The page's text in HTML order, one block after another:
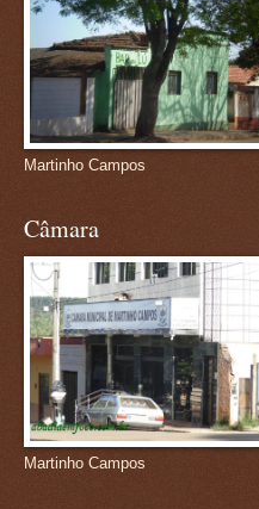
Martinho Campos
Câmara
Martinho Campos